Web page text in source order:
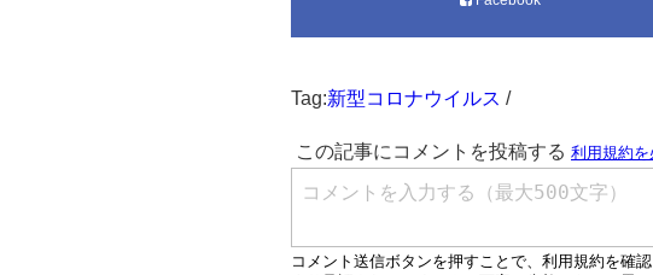
Tag:新型コロナウイルス /